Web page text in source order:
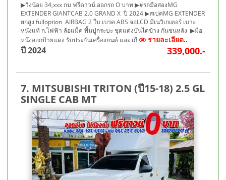
▶วิ่งน้อย 34,xxx กม ฟรีดาวน์ ออกรถ O บาท ▶#รถมือสองMG
EXTENDER GIANTCAB 2.0 GRAND X ปี 2024 ▶สเปคMG EXTENDER
ยกสูง fulloption AIRBAG 2 ใบ เบรค ABS จอLCD มีเนวิเกเตอร์ เบาะ
หนังแท้ ก.ไฟฟ้า ล้อแม็ค พื้นปูกระบะ ชุดแต่งบันไดข้าง กันชนหลัง ▶มือ
หนึ่งออกป้ายแดง รับประกันเครื่องยนต์ และ เกี
รายละเอียด..
ปี 2024 339,000.-
7. MITSUBISHI TRITON (ปี15-18) 2.5 GL
SINGLE CAB MT